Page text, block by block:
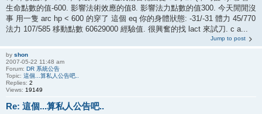
生命點數的值-600. 影響法術效應的值8. 影響法力點數的值300. 今天閒閒沒
事 用一隻 arc hp < 600 的穿了 這個 eq 你的身體狀態: -31/-31 體力 45/770
法力 107/585 移動點數 60629000 經驗值. 很興奮的找 lact 來試刀. c a...
Jump to post
by shon
2007-05-22 11:48 am
Forum: DR 系統公告
Topic: 這個...算私人公告吧..
Replies: 2
Views: 19149
Re: 這個...算私人公告吧..